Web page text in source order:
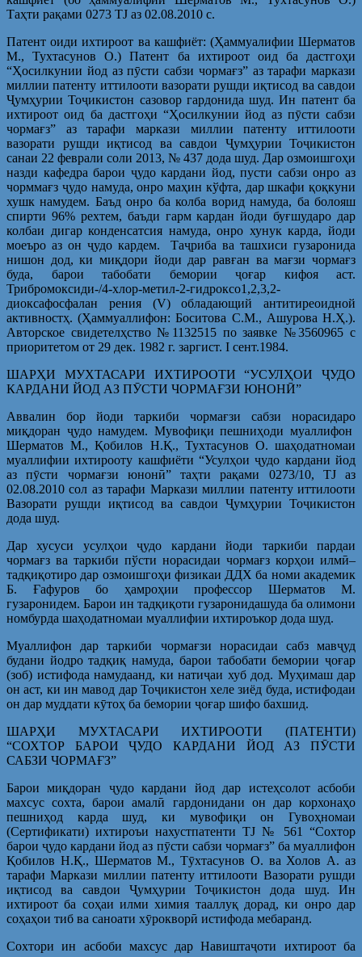
Таҳти рақами 0273 TJ аз 02.08.2010 с.
Патент оиди ихтироот ва кашфиёт: (Ҳаммуалифии Шерматов
М., Тухтасунов О.) Патент ба ихтироот оид ба дастгоҳи
“Ҳосилкунии йод аз пӯсти сабзи чормағз” аз тарафи маркази
миллии патенту иттилооти вазорати рушди иқтисод ва савдои
Ҷумҳурии Тоҷикистон сазовор гардонида шуд. Ин патент ба
ихтироот оид ба дастгоҳи “Ҳосилкунии йод аз пӯсти сабзи
чормағз” аз тарафи маркази миллии патенту иттилооти
вазорати рушди иқтисод ва савдои Ҷумҳурии Тоҷикистон
санаи 22 феврали соли 2013, № 437 дода шуд. Дар озмоишгоҳи
назди кафедра барои ҷудо кардани йод, пусти сабзи онро аз
чорммағз ҷудо намуда, онро маҳин кўфта, дар шкафи қоқкуни
хушк намудем. Баъд онро ба колба ворид намуда, ба болояш
спирти 96% рехтем, баъди гарм кардан йоди буғшударо дар
колбаи дигар конденсатсия намуда, онро хунук карда, йоди
моеъро аз он ҷудо кардем. Таҷриба ва ташхиси гузаронида
нишон дод, ки миқдори йоди дар равған ва мағзи чормағз
буда, барои табобати бемории ҷоғар кифоя аст.
Трибромоксиди-/4-хлор-метил-2-гидроксо1,2,3,2-
диоксафосфалан рения (V) обладающий антитиреоидной
активностҳ. (Ҳаммуаллифон: Боситова С.М., Ашурова Н.Ҳ.).
Авторское свидетелҳство №1132515 по заявке №3560965 с
приоритетом от 29 дек. 1982 г. заргист. I сент.1984.
ШАРҲИ МУХТАСАРИ ИХТИРООТИ “УСУЛҲОИ ҶУДО
КАРДАНИ ЙОД АЗ ПӮСТИ ЧОРМАҒЗИ ЮНОНӢ”
Аввалин бор йоди таркиби чормағзи сабзи норасидаро
миқдоран ҷудо намудем. Мувофиқи пешниҳоди муаллифон
Шерматов М., Қобилов Н.Қ., Тухтасунов О. шаҳодатномаи
муаллифии ихтирооту кашфиёти “Усулҳои ҷудо кардани йод
аз пӯсти чормағзи юнонӣ” таҳти рақами 0273/10, TJ аз
02.08.2010 сол аз тарафи Маркази миллии патенту иттилооти
Вазорати рушди иқтисод ва савдои Ҷумҳурии Тоҷикистон
дода шуд.
Дар хусуси усулҳои ҷудо кардани йоди таркиби пардаи
чормағз ва таркиби пўсти норасидаи чормағз корҳои илмӣ–
тадқиқотиро дар озмоишгоҳи физикаи ДДХ ба номи академик
Б. Ғафуров бо ҳамроҳии профессор Шерматов М.
гузаронидем. Барои ин тадқиқоти гузаронидашуда ба олимони
номбурда шаҳодатномаи муаллифии ихтироъкор дода шуд.
Муаллифон дар таркиби чормағзи норасидаи сабз мавҷуд
будани йодро тадқиқ намуда, барои табобати бемории ҷоғар
(зоб) истифода намудаанд, ки натиҷаи хуб дод. Муҳимаш дар
он аст, ки ин мавод дар Тоҷикистон хеле зиёд буда, истифодаи
он дар муддати кӯтоҳ ба бемории ҷоғар шифо бахшид.
ШАРҲИ МУХТАСАРИ ИХТИРООТИ (ПАТЕНТИ)
“СОХТОР БАРОИ ҶУДО КАРДАНИ ЙОД АЗ ПӮСТИ
САБЗИ ЧОРМАҒЗ”
Барои миқдоран ҷудо кардани йод дар истеҳсолот асбоби
махсус сохта, барои амалӣ гардонидани он дар корхонаҳо
пешниҳод карда шуд, ки мувофиқи он Гувоҳномаи
(Сертификати) ихтироъи нахустпатенти TJ № 561 “Сохтор
барои ҷудо кардани йод аз пӯсти сабзи чормағз” ба муаллифон
Қобилов Н.Қ., Шерматов М., Тӯхтасунов О. ва Холов А. аз
тарафи Маркази миллии патенту иттилооти Вазорати рушди
иқтисод ва савдои Ҷумҳурии Тоҷикистон дода шуд. Ин
ихтироот ба соҳаи илми химия тааллуқ дорад, ки онро дар
соҳаҳои тиб ва саноати хӯрокворӣ истифода мебаранд.
Сохтори ин асбоби махсус дар Навиштаҷоти ихтироот ба